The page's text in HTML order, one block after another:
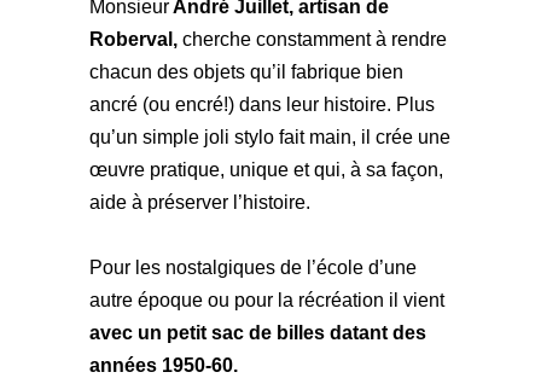
MonsieurAndré Juillet, artisan de
Roberval, cherche constamment à rendre
chacun des objets qu’il fabrique bien
ancré (ou encré!) dans leur histoire. Plus
qu’un simple joli stylo fait main, il crée une
œuvre pratique, unique et qui, à sa façon,
aide à préserver l’histoire.
Pour les nostalgiques de l’école d’une
autre époque ou pour la récréation il vient
avec un petit sac de billes datant des
années 1950-60.